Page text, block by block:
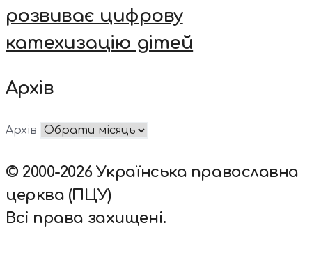
розвиває цифрову
катехизацію дітей
Архів
Архів
© 2000-2026 Українська православна
церква (ПЦУ)
Всі права захищені.